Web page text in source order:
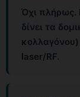
Όχι πλήρως.
δίνει τα
laser/RF.